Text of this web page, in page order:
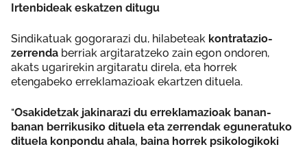
Irtenbideak eskatzen ditugu
Sindikatuak gogorarazi du, hilabeteak kontratazio-
zerrenda berriak argitaratzeko zain egon ondoren,
akats ugarirekin argitaratu direla, eta horrek
etengabeko erreklamazioak ekartzen dituela.
"Osakidetzak jakinarazi du erreklamazioak banan-
banan berrikusiko dituela eta zerrendak eguneratuko
dituela konpondu ahala, baina horrek psikologikoki